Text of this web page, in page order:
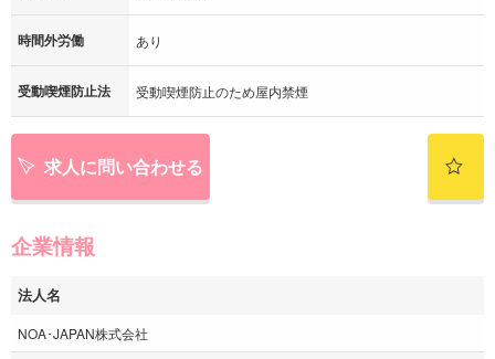
時間外労働 あり
受動喫煙防止法 受動喫煙防止のため屋内禁煙
求人に問い合わせる
企業情報
法人名
NOA･JAPAN株式会社